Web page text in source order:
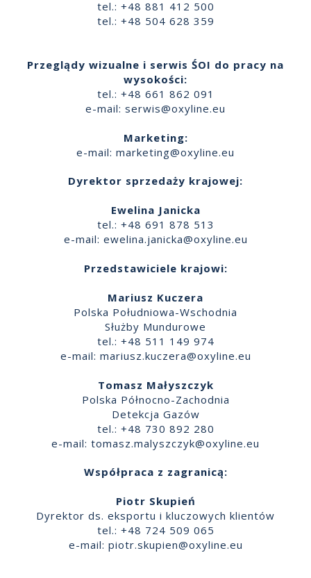
tel.: +48 881 412 500
tel.: +48 504 628 359
Przeglądy wizualne i serwis ŚOI do pracy na
wysokości:
tel.: +48 661 862 091
e-mail: serwis@oxyline.eu
Marketing:
e-mail: marketing@oxyline.eu
Dyrektor sprzedaży krajowej:
Ewelina Janicka
tel.: +48 691 878 513
e-mail: ewelina.janicka@oxyline.eu
Przedstawiciele krajowi:
Mariusz Kuczera
Polska Południowa-Wschodnia
Służby Mundurowe
tel.: +48 511 149 974
e-mail: mariusz.kuczera@oxyline.eu
Tomasz Małyszczyk
Polska Północno-Zachodnia
Detekcja Gazów
tel.: +48 730 892 280
e-mail: tomasz.malyszczyk@oxyline.eu
Współpraca z zagranicą:
Piotr Skupień
Dyrektor ds. eksportu i kluczowych klientów
tel.: +48 724 509 065
e-mail: piotr.skupien@oxyline.eu